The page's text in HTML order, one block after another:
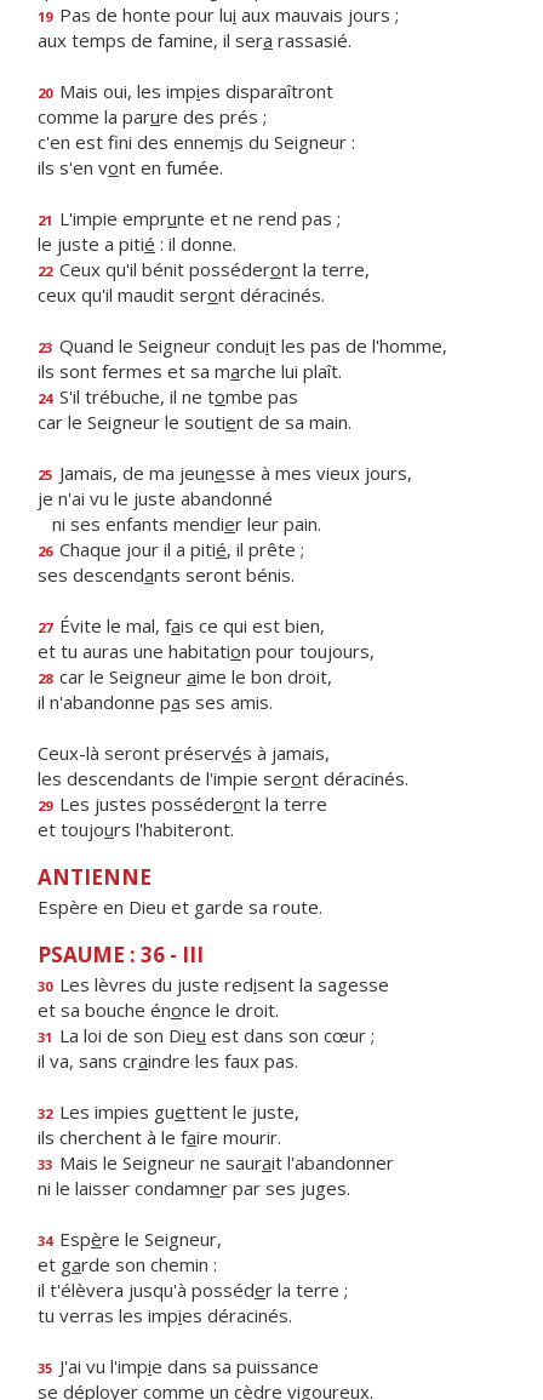
19 Pas de honte pour lui aux mauvais jours ;
aux temps de famine, il sera rassasié.
20 Mais oui, les impies disparaîtront
comme la parure des prés ;
c'en est fini des ennemis du Seigneur :
ils s'en vont en fumée.
21 L'impie emprunte et ne rend pas ;
le juste a pitié : il donne.
22 Ceux qu'il bénit posséderont la terre,
ceux qu'il maudit seront déracinés.
23 Quand le Seigneur conduit les pas de l'homme,
ils sont fermes et sa marche lui plaît.
24 S'il trébuche, il ne tombe pas
car le Seigneur le soutient de sa main.
25 Jamais, de ma jeunesse à mes vieux jours,
je n'ai vu le juste abandonné
ni ses enfants mendier leur pain.
26 Chaque jour il a pitié, il prête ;
ses descendants seront bénis.
27 Évite le mal, fais ce qui est bien,
et tu auras une habitation pour toujours,
28 car le Seigneur aime le bon droit,
il n'abandonne pas ses amis.
Ceux-là seront préservés à jamais,
les descendants de l'impie seront déracinés.
29 Les justes posséderont la terre
et toujours l'habiteront.
ANTIENNE
Espère en Dieu et garde sa route.
PSAUME : 36 - III
30 Les lèvres du juste redisent la sagesse
et sa bouche énonce le droit.
31 La loi de son Dieu est dans son cœur ;
il va, sans craindre les faux pas.
32 Les impies guettent le juste,
ils cherchent à le faire mourir.
33 Mais le Seigneur ne saurait l'abandonner
ni le laisser condamner par ses juges.
34 Espère le Seigneur,
et garde son chemin :
il t'élèvera jusqu'à posséder la terre ;
tu verras les impies déracinés.
35 J'ai vu l'impie dans sa puissance
se déployer comme un cèdre vigoureux.